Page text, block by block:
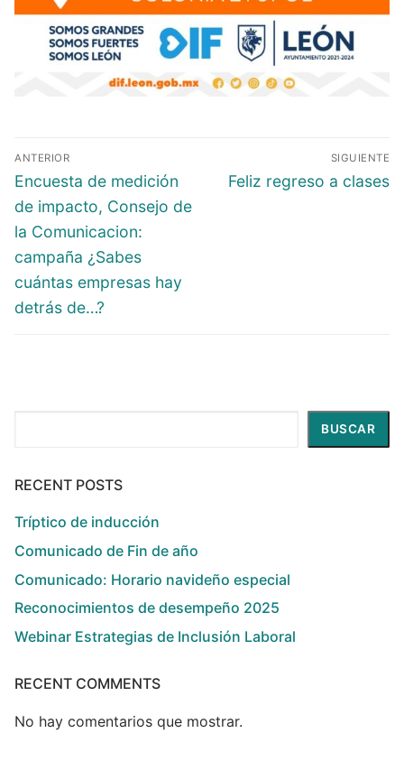
ANTERIOR
Encuesta de medición
de impacto, Consejo de
la Comunicacion:
campaña ¿Sabes
cuántas empresas hay
detrás de…?
SIGUIENTE
Feliz regreso a clases
BUSCAR
RECENT POSTS
Tríptico de inducción
Comunicado de Fin de año
Comunicado: Horario navideño especial
Reconocimientos de desempeño 2025
Webinar Estrategias de Inclusión Laboral
RECENT COMMENTS
No hay comentarios que mostrar.